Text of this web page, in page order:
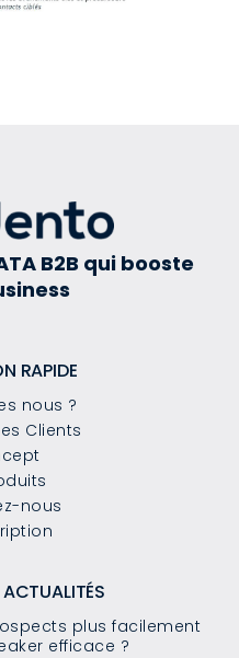
B2B qui booste
RAPIDE
nous ?
Clients
nous
ACTUALITÉS
plus facilement
efficace ?